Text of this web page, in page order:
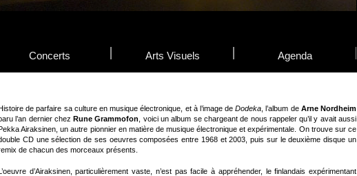
Concerts Arts Visuels Agenda
de parfaire sa culture en musique électronique, et à l’image deDodeka , l’album de Arne Nordheim
l’an dernier chezRune Grammofon
, voici un album se chargeant de nous rappeler qu’il y avait aussi
Airaksinen, un autre pionnier en matière de musique électronique et expérimentale. On trouve sur ce
CD une sélection de ses oeuvres composées entre 1968 et 2003, puis sur le deuxième disque un
de chacun des morceaux présents.
d’Airaksinen, particulièrement vaste, n’est pas facile à appréhender, le finlandais expérimentant